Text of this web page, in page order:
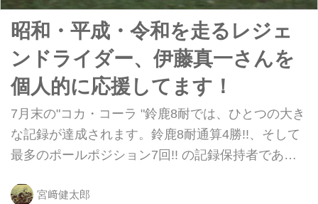
昭和・平成・令和を走るレジェ
ンドライダー、伊藤真一さんを
個人的に応援してます！
7月末の"コカ・コーラ "鈴鹿8耐では、ひとつの大き
な記録が達成されます。鈴鹿8耐通算4勝!!、そして
最多のポールポジション7回!! の記録保持者である
号の時代に開催される鈴鹿8耐の決勝を走ることに
宮﨑健太郎